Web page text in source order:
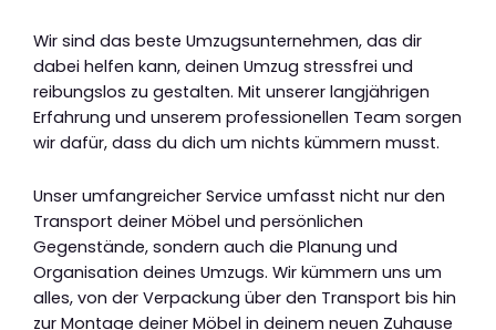
Wir sind das beste Umzugsunternehmen, das dir
dabei helfen kann, deinen Umzug stressfrei und
reibungslos zu gestalten. Mit unserer langjährigen
Erfahrung und unserem professionellen Team sorgen
wir dafür, dass du dich um nichts kümmern musst.
Unser umfangreicher Service umfasst nicht nur den
Transport deiner Möbel und persönlichen
Gegenstände, sondern auch die Planung und
Organisation deines Umzugs. Wir kümmern uns um
alles, von der Verpackung über den Transport bis hin
zur Montage deiner Möbel in deinem neuen Zuhause